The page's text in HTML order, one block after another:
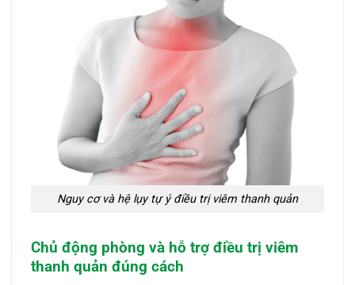
Nguy cơ và hệ lụy tự ý điều trị viêm thanh quản
Chủ động phòng và hỗ trợ điều trị viêm
thanh quản đúng cách